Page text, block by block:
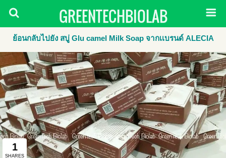
GREENTECHBIOLAB
ย้อนกลับไปยัง สบู่ Glu camel Milk Soap จากเเบรนด์​ ALECIA